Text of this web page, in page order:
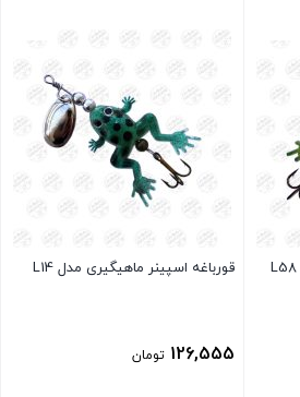
قورباغه اسپینر ماهیگیری مدل L14
126,555 تومان